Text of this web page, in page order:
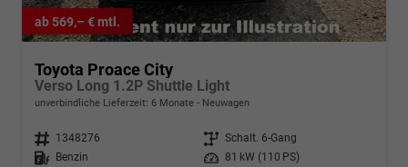
ab 569,– € mtl.
Toyota Proace City
Verso Long 1.2P Shuttle Light
unverbindliche Lieferzeit: 6 Monate Neuwagen
Fahrzeugnr. 1348276 Getriebe Schalt. 6-Gang
Kraftstoff
Benzin Leistung 81 kW (110 PS)